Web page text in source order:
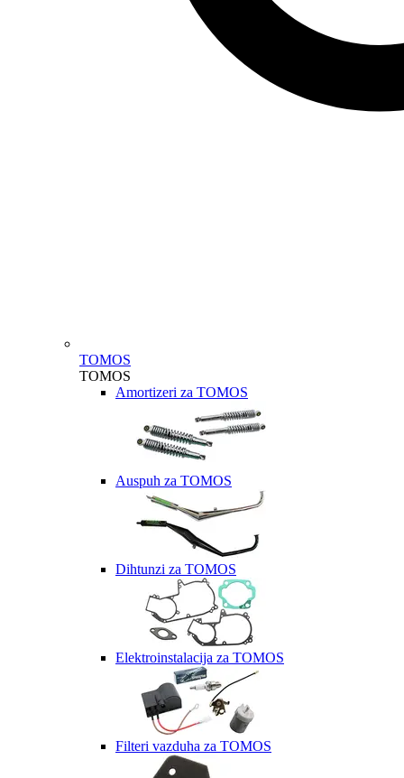
TOMOS
TOMOS
Amortizeri za TOMOS
Auspuh za TOMOS
Dihtunzi za TOMOS
Elektroinstalacija za TOMOS
Filteri vazduha za TOMOS